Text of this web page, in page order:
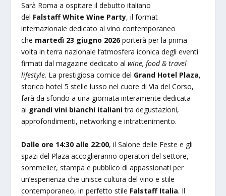
Sarà Roma a ospitare il debutto italiano
del Falstaff White Wine Party, il format
internazionale dedicato al vino contemporaneo
che martedì 23 giugno 2026 porterà per la prima
volta in terra nazionale l’atmosfera iconica degli eventi
firmati dal magazine dedicato alwine, food & travel
lifestyle. La prestigiosa cornice del Grand Hotel Plaza,
storico hotel 5 stelle lusso nel cuore di Via del Corso,
farà da sfondo a una giornata interamente dedicata
ai grandi vini bianchi italianitra degustazioni,
approfondimenti, networking e intrattenimento.
Dalle ore 14:30 alle 22:00, il Salone delle Feste e gli
spazi del Plaza accoglieranno operatori del settore,
sommelier, stampa e pubblico di appassionati per
un’esperienza che unisce cultura del vino e stile
contemporaneo, in perfetto stile Falstaff Italia. Il